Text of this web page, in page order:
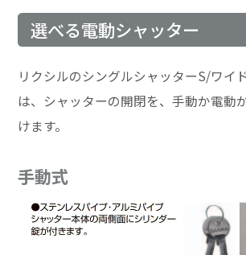
選べる電動シャッター
リクシルのシングルシャッターS/ワイ
は、シャッターの開閉を、手動か電動
けます。
手動式